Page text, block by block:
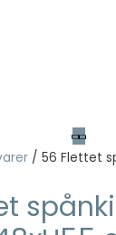
/ 56 Flettet